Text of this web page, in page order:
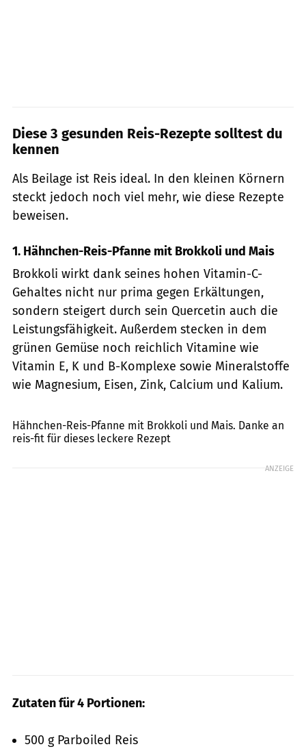
Diese 3 gesunden Reis-Rezepte solltest du
kennen
Als Beilage ist Reis ideal. In den kleinen Körnern
steckt jedoch noch viel mehr, wie diese Rezepte
beweisen.
1. Hähnchen-Reis-Pfanne mit Brokkoli und Mais
Brokkoli wirkt dank seines hohen Vitamin-C-
Gehaltes nicht nur prima gegen Erkältungen,
sondern steigert durch sein Quercetin auch die
Leistungsfähigkeit. Außerdem stecken in dem
grünen Gemüse noch reichlich Vitamine wie
Vitamin E, K und B-Komplexe sowie Mineralstoffe
wie Magnesium, Eisen, Zink, Calcium und Kalium.
Hähnchen-Reis-Pfanne mit Brokkoli und Mais. Danke an
reis-fit für dieses leckere Rezept
ANZEIGE
Zutaten für 4 Portionen:
500 g Parboiled Reis